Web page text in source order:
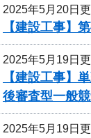
2025年5月20日
【建設工事】
2025年5月19日
【建設工事】
後審査型一般
2025年5月19日